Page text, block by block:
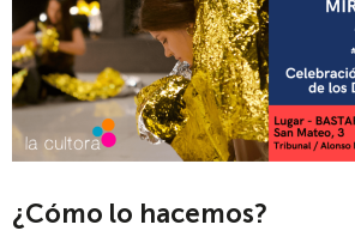
¿Cómo lo hacemos?